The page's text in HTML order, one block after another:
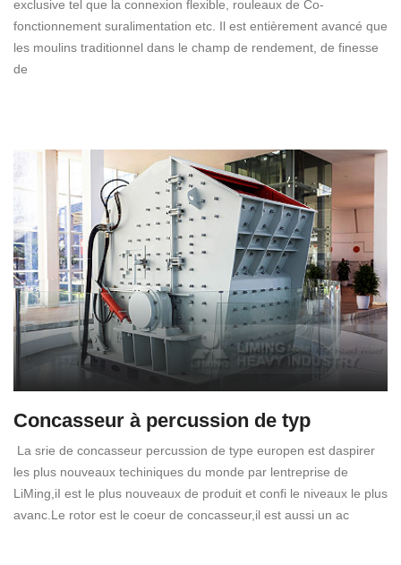
exclusive tel que la connexion flexible, rouleaux de Co-
fonctionnement suralimentation etc. Il est entièrement avancé que
les moulins traditionnel dans le champ de rendement, de finesse
de
Concasseur à percussion de typ
La srie de concasseur percussion de type europen est daspirer
les plus nouveaux techiniques du monde par lentreprise de
LiMing,iI est le plus nouveaux de produit et confi le niveaux le plus
avanc.Le rotor est le coeur de concasseur,il est aussi un ac